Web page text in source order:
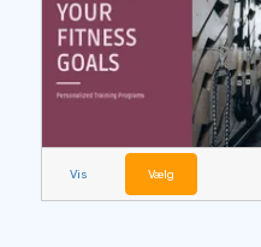
Vis Vælg